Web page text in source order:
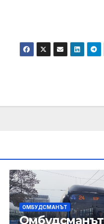
ОМБУДСМАНЪТ
Омбудсманът